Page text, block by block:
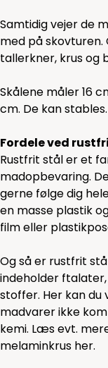
Samtidig vejer de
med på skovturen.
tallerkner, krusog
Skålene måler 16
cm. De kan stables.
Fordele ved
Rustfrit stål er et
madopbevaring.
gerne følge dig
en masse plastik
film eller
Og så er rustfrit
indeholder
stoffer. Her kan
madvarer ikke
kemi. Læs evt.
melaminkrus her.